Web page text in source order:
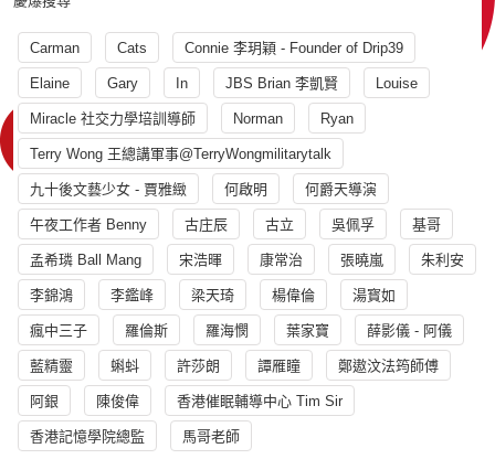
Carman Cats Connie 李玥穎 - Founder of Drip39
Elaine Gary In JBS Brian 李凱賢 Louise
Miracle 社交力學培訓導師 Norman Ryan
Terry Wong 王總講軍事@TerryWongmilitarytalk
九十後文藝少女 - 賈雅緻 何啟明 何爵天導演
午夜工作者 Benny 古庄辰 古立 吳佩孚 基哥
孟希璘 Ball Mang 宋浩暉 康常治 張曉嵐 朱利安
李錦鴻 李鑑峰 梁天琦 楊偉倫 湯寳如
瘋中三子 羅倫斯 羅海憫 葉家寶 薛影儀 - 阿儀
藍精靈 蝌蚪 許莎朗 譚雁瞳 鄭遨汶法筠師傅
阿銀 陳俊偉 香港催眠輔導中心 Tim Sir
香港記憶學院總監 馬哥老師